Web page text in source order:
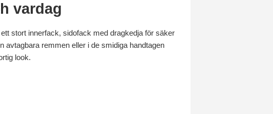
vardag
stort innerfack, sidofack med dragkedja för säker
avtagbara remmen eller i de smidiga handtagen
look.